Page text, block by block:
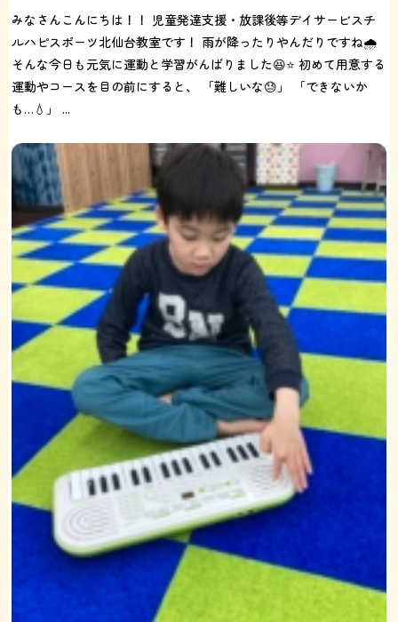
みなさんこんにちは！！ 児童発達支援・放課後等デイサービスチ
ルハピスポーツ北仙台教室です！ 雨が降ったりやんだりですね🌧️
そんな今日も元気に運動と学習がんばりました😆⭐️ 初めて用意する
運動やコースを目の前にすると、 「難しいな😓」 「できないか
も…💧」 ...